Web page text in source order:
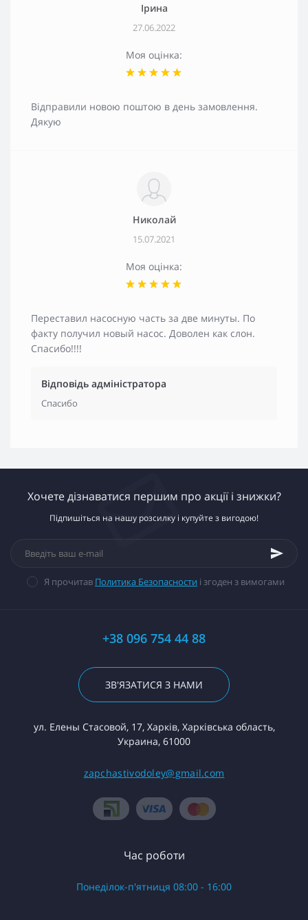
Ірина
27.06.2022
Моя оцінка:
Відправили новою поштою в день замовлення.
Дякую
Николай
15.07.2021
Моя оцінка:
Переставил насосную часть за две минуты. По
факту получил новый насос. Доволен как слон.
Спасибо!!!!
Відповідь адміністратора
Спасибо
Хочете дізнаватися першим про акції і знижки?
Підпишіться на нашу розсилку і купуйте з вигодою!
Я прочитав Политика Безопасности і згоден з вимогами
+38 096 754 44 88
ЗВ'ЯЗАТИСЯ З НАМИ
ул. Елены Стасовой, 17, Харків, Харківська область,
Украина, 61000
zapchastivodoley@gmail.com
Час роботи
Понеділок-п'ятниця 08:00 - 16:00